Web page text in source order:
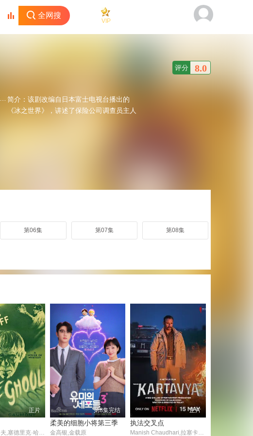
全网搜
VIP
评分 8.0
简介：该剧改编自日本富士电视台播出的
《冰之世界》，讲述了保险公司调查员主人
第06集 第07集 第08集
正片 第8集完结
柔美的细胞小将第三季
金高银,金载原
正片
执法交叉点